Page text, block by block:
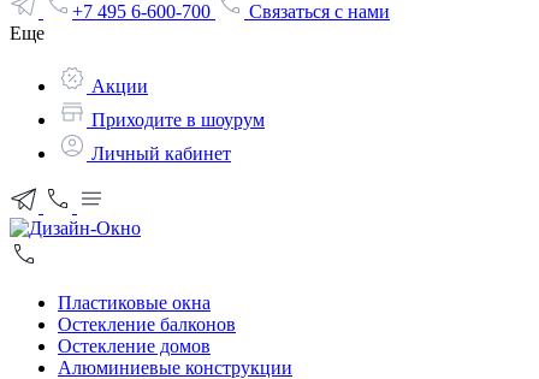
+7 495 6-600-700
Связаться с нами
Еще
Акции
Приходите в шоурум
Личный кабинет
Пластиковые окна
Остекление балконов
Остекление домов
Алюминиевые конструкции